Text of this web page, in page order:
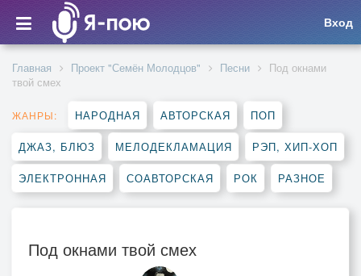
Вход
Главная Проект "Семён Молодцов" Песни
Под окнами
твой смех
ЖАНРЫ: НАРОДНАЯ АВТОРСКАЯ ПОП
ДЖАЗ, БЛЮЗ МЕЛОДЕКЛАМАЦИЯ РЭП, ХИП-ХОП
ЭЛЕКТРОННАЯ СОАВТОРСКАЯ РОК РАЗНОЕ
Под окнами твой смех